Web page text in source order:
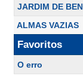
JARDIM DE
ALMAS VAZIAS
Favoritos
O erro